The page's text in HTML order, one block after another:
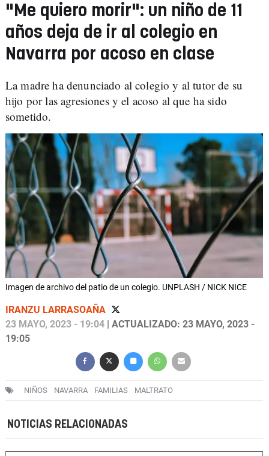
"Me quiero morir": un niño de 11
años deja de ir al colegio en
Navarra por acoso en clase
La madre ha denunciado al colegio y al tutor de su
hijo por las agresiones y el acoso al que ha sido
sometido.
Imagen de archivo del patio de un colegio. UNPLASH / NICK NICE
IRANZU LARRASOAÑA
23 MAYO, 2023 - 19:04 | ACTUALIZADO: 23 MAYO, 2023 -
19:05
NIÑOS NAVARRA FAMILIAS MALTRATO
NOTICIAS RELACIONADAS